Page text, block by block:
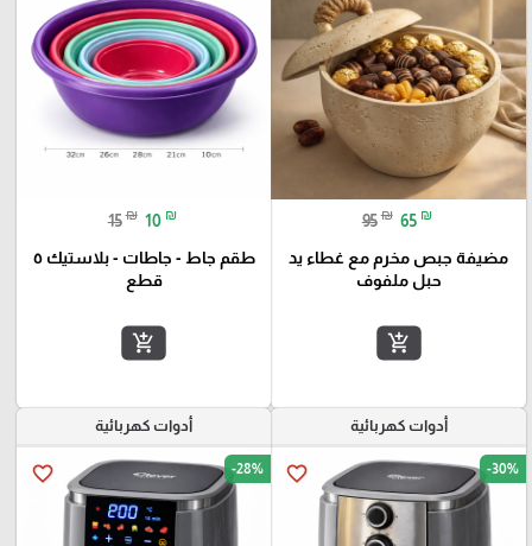
95 ₪ 65 ₪
مضيفة جبص مخرم مع غطاء يد
حبل ملفوف
add_shopping_cart
15 ₪ 10 ₪
طقم جاط - جاطات - بلاستيك ٥
قطع
add_shopping_cart
أدوات كهربائية
favorite_border -30%
أدوات كهربائية
favorite_border -28%